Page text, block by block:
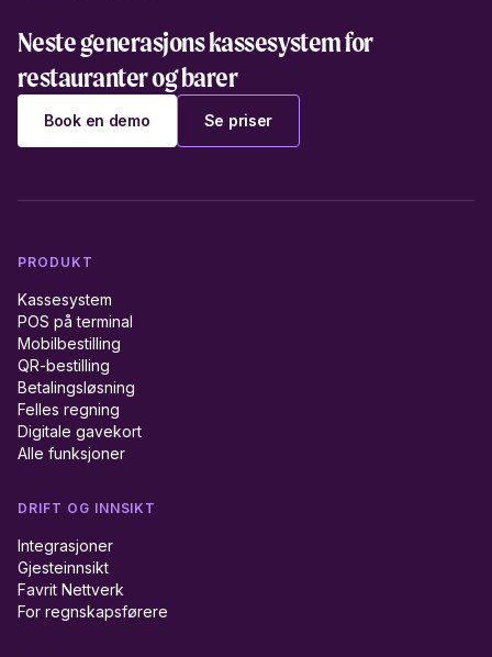
Neste generasjons kassesystem for
restauranter og barer
Book en demo Se priser
PRODUKT
Kassesystem
POS på terminal
Mobilbestilling
QR-bestilling
Betalingsløsning
Felles regning
Digitale gavekort
Alle funksjoner
DRIFT OG INNSIKT
Integrasjoner
Gjesteinnsikt
Favrit Nettverk
For regnskapsførere